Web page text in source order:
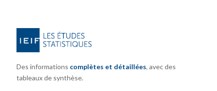
Des informations complètes et détaillées, avec des
tableaux de synthèse.